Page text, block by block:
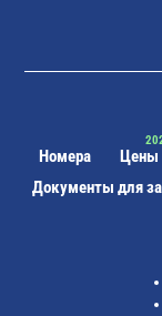
Номера Цены
Документы для